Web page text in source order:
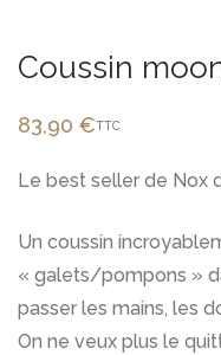
Coussin
83,90 €TTC
Le best seller de Nox
Un coussin
« galets/pompons »
passer les mains, les
On ne veux plus le